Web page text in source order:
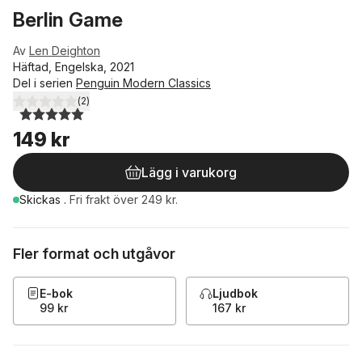
Berlin Game
Av Len Deighton
Häftad, Engelska, 2021
Del i serien Penguin Modern Classics
5,0utav 5 stjärnor. Totalt antal röster:
(2)
149 kr
Lägg i varukorg
Skickas . Fri frakt över 249 kr.
Fler format och utgåvor
E-bok
99 kr
Ljudbok
167 kr